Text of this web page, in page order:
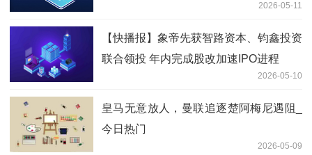
2026-05-11
【快播报】象帝先获智路资本、钧鑫投资
联合领投 年内完成股改加速IPO进程
2026-05-10
皇马无意放人，曼联追逐楚阿梅尼遇阻_
今日热门
2026-05-09